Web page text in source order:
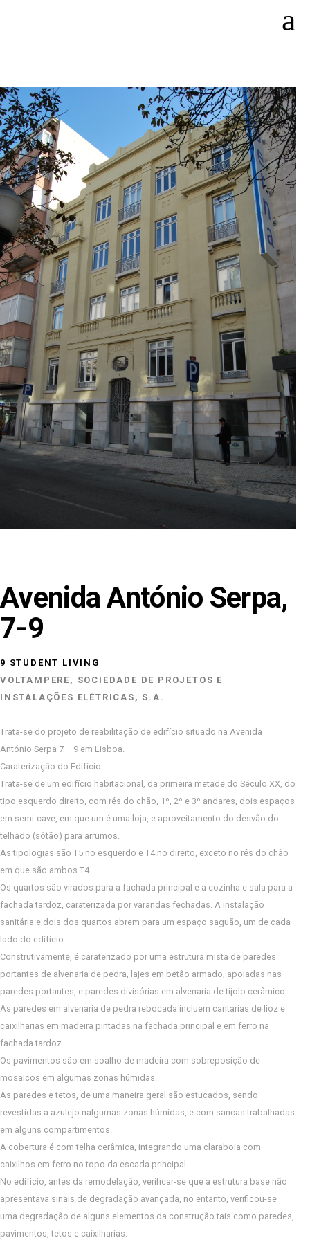
Avenida António Serpa,
7-9
9 STUDENT LIVING
VOLTAMPERE, SOCIEDADE DE PROJETOS E
INSTALAÇÕES ELÉTRICAS, S.A.
Trata-se do projeto de reabilitação de edifício situado na Avenida
António Serpa 7 – 9 em Lisboa.
Caraterização do Edifício
Trata-se de um edifício habitacional, da primeira metade do Século XX, do
tipo esquerdo direito, com rés do chão, 1º, 2º e 3º andares, dois espaços
em semi-cave, em que um é uma loja, e aproveitamento do desvão do
telhado (sótão) para arrumos.
As tipologias são T5 no esquerdo e T4 no direito, exceto no rés do chão
em que são ambos T4.
Os quartos são virados para a fachada principal e a cozinha e sala para a
fachada tardoz, caraterizada por varandas fechadas. A instalação
sanitária e dois dos quartos abrem para um espaço saguão, um de cada
lado do edifício.
Construtivamente, é caraterizado por uma estrutura mista de paredes
portantes de alvenaria de pedra, lajes em betão armado, apoiadas nas
paredes portantes, e paredes divisórias em alvenaria de tijolo cerâmico.
As paredes em alvenaria de pedra rebocada incluem cantarias de lioz e
caixilharias em madeira pintadas na fachada principal e em ferro na
fachada tardoz.
Os pavimentos são em soalho de madeira com sobreposição de
mosaicos em algumas zonas húmidas.
As paredes e tetos, de uma maneira geral são estucados, sendo
revestidas a azulejo nalgumas zonas húmidas, e com sancas trabalhadas
em alguns compartimentos.
A cobertura é com telha cerâmica, integrando uma claraboia com
caixilhos em ferro no topo da escada principal.
No edifício, antes da remodelação, verificar-se que a estrutura base não
apresentava sinais de degradação avançada, no entanto, verificou-se
uma degradação de alguns elementos da construção tais como paredes,
pavimentos, tetos e caixilharias.